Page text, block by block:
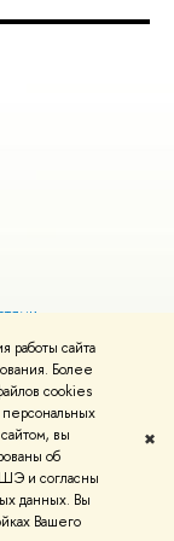
работы сайта
Более
cookies
вы
об
и согласны
данных. Вы
Вашего
✖
использования
сайта
дизайна НИУ ВШЭ